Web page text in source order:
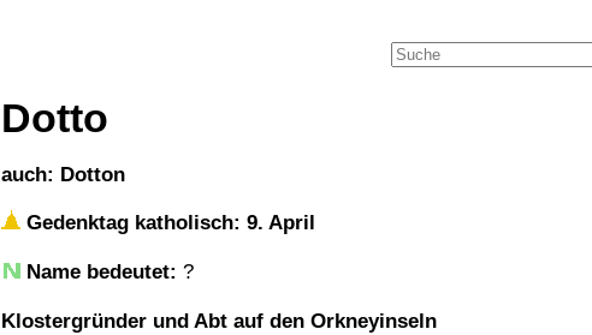
Dotto
auch: Dotton
Gedenktag katholisch: 9. April
Name bedeutet: ?
Klostergründer und Abt auf den Orkneyinseln